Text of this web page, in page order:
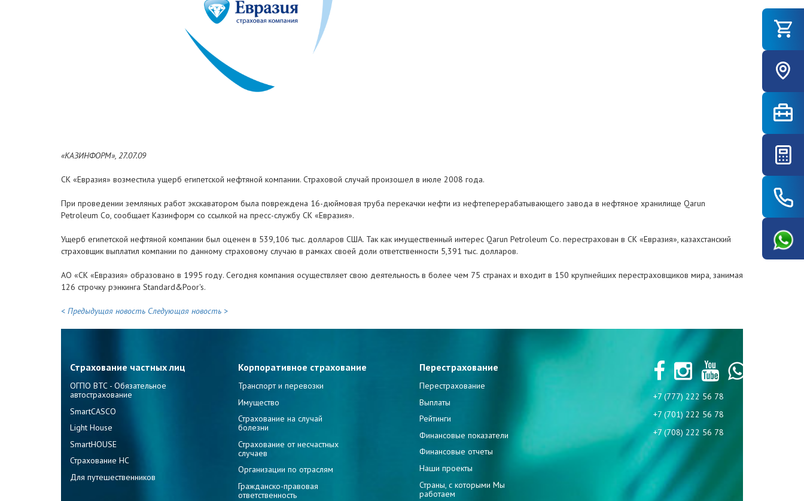
«КАЗИНФОРМ», 27.07.09
СК «Евразия» возместила ущерб египетской нефтяной компании. Cтраховой случай произошел в июле 2008 года.
При проведении земляных работ экскаватором была повреждена 16-дюймовая труба перекачки нефти из нефтеперерабатывающего завода в нефтяное хранилище Qarun
Petroleum Co, сообщает Казинформ со ссылкой на пресс-службу СК «Евразия».
Ущерб египетской нефтяной компании был оценен в 539,106 тыс. долларов США. Так как имущественный интерес Qarun Petroleum Co. перестрахован в СК «Евразия», казахстанский
страховщик выплатил компании по данному страховому случаю в рамках своей доли ответственности 5,391 тыс. долларов.
АО «СК «Евразия» образовано в 1995 году. Сегодня компания осуществляет свою деятельность в более чем 75 странах и входит в 150 крупнейших перестраховщиков мира, занимая
126 строчку рэнкинга Standard&Poor's.
< Предыдущая новость Следующая новость >
Страхование частных лиц
ОГПО ВТС - Обязательное
автострахование
SmartCASCO
Light House
SmartHOUSE
Страхование НС
Для путешественников
Корпоративное страхование
Транспорт и перевозки
Имущество
Страхование на случай
болезни
Страхование от несчастных
случаев
Организации по отраслям
Гражданско-правовая
ответственность
Перестрахование
Перестрахование
Выплаты
Рейтинги
Финансовые показатели
Финансовые отчеты
Наши проекты
Страны, с которыми Мы
работаем
+7 (777) 222 56 78
+7 (701) 222 56 78
+7 (708) 222 56 78